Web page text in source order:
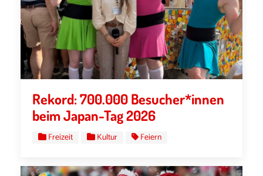
Rekord: 700.000 Besucher*innen
beim Japan-Tag 2026
Freizeit Kultur Feiern